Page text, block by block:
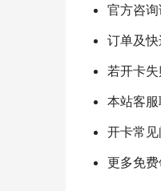
官方咨
订单及
若开卡
本站客
开卡常
更多免